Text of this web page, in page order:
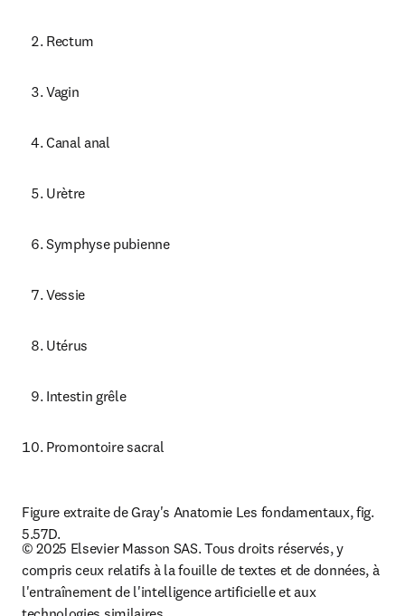
Rectum
Vagin
Canal anal
Urètre
Symphyse pubienne
Vessie
Utérus
Intestin grêle
Promontoire sacral
Figure extraite de Gray's Anatomie Les fondamentaux, fig.
5.57D.
© 2025 Elsevier Masson SAS. Tous droits réservés, y
compris ceux relatifs à la fouille de textes et de données, à
l'entraînement de l'intelligence artificielle et aux